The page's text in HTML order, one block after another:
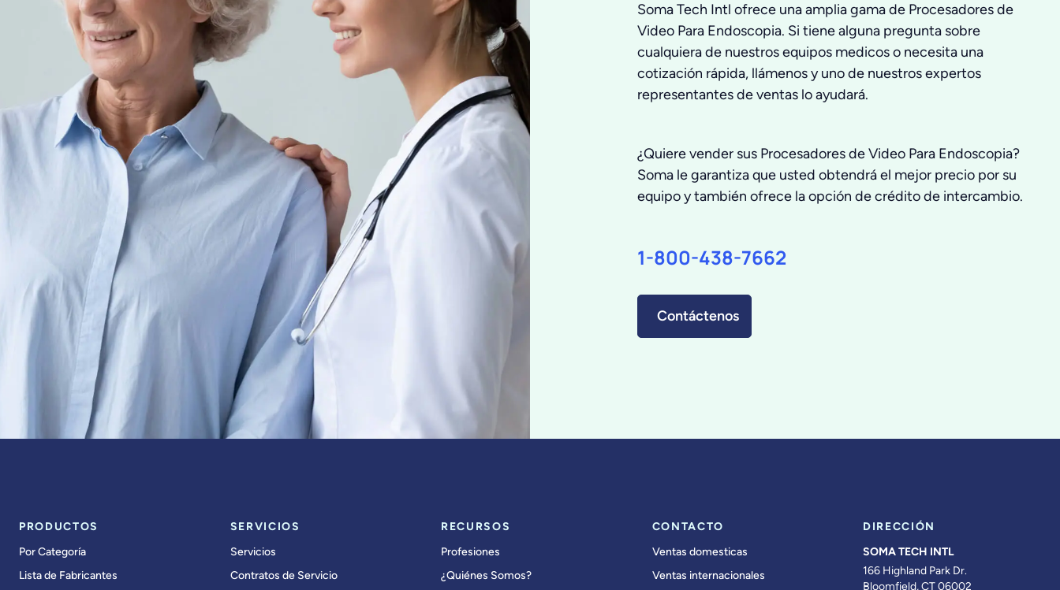
Soma Tech Intl ofrece una amplia gama de Procesadores de
Video Para Endoscopia. Si tiene alguna pregunta sobre
cualquiera de nuestros equipos medicos o necesita una
cotización rápida, llámenos y uno de nuestros expertos
representantes de ventas lo ayudará.
¿Quiere vender sus Procesadores de Video Para Endoscopia?
Soma le garantiza que usted obtendrá el mejor precio por su
equipo y también ofrece la opción de crédito de intercambio.
1-800-438-7662
Contáctenos
PRODUCTOS
Por Categoría
Lista de Fabricantes
SERVICIOS
Servicios
Contratos de Servicio
RECURSOS
Profesiones
¿Quiénes Somos?
CONTACTO
Ventas domesticas
Ventas internacionales
DIRECCIÓN
SOMA TECH INTL
166 Highland Park Dr.
Bloomfield, CT 06002